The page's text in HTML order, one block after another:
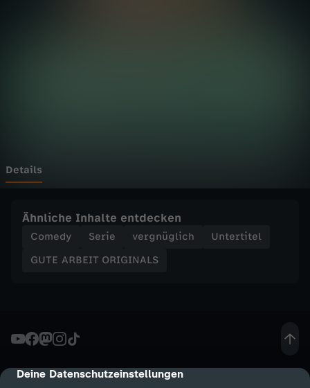
cmp-dialog-description
Deine Datenschutzeinstellungen
I
G
I
L
S
Details
Ähnliche Inhalte entdecken
Comedy Serie vergnüglich
Untertitel
GUTE ARBEIT ORIGINALS